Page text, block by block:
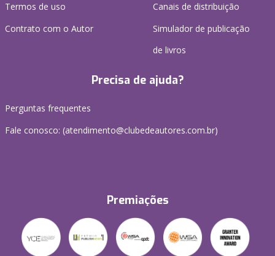
Termos de uso
Contrato com o Autor
Canais de distribuição
Simulador de publicação
de livros
Precisa de ajuda?
Perguntas frequentes
Fale conosco: (atendimento@clubedeautores.com.br)
Premiações